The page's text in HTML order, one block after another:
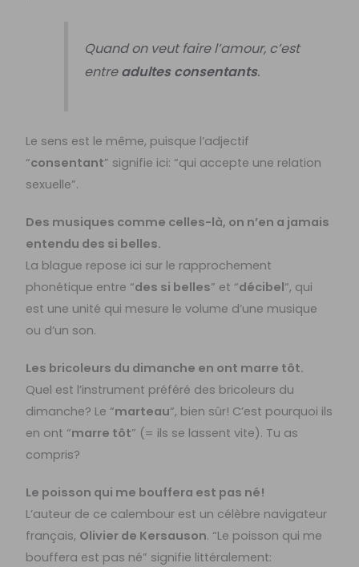
Quand on veut faire l’amour, c’est
entreadultes consentants.
Le sens est le même, puisque l’adjectif
“consentant” signifie ici: “qui accepte une relation
sexuelle”.
Des musiques comme celles-là, on n’en a jamais
entendu des si belles.
La blague repose ici sur le rapprochement
phonétique entre “des si belles” et “décibel“, qui
est une unité qui mesure le volume d’une musique
ou d’un son.
Les bricoleurs du dimanche en ont marre tôt.
Quel est l’instrument préféré des bricoleurs du
dimanche? Le “marteau“, bien sûr! C’est pourquoi ils
en ont “marre tôt” (= ils se lassent vite). Tu as
compris?
Le poisson qui me bouffera est pas né!
L’auteur de ce calembour est un célèbre navigateur
français, Olivier de Kersauson. “Le poisson qui me
bouffera est pas né” signifie littéralement: